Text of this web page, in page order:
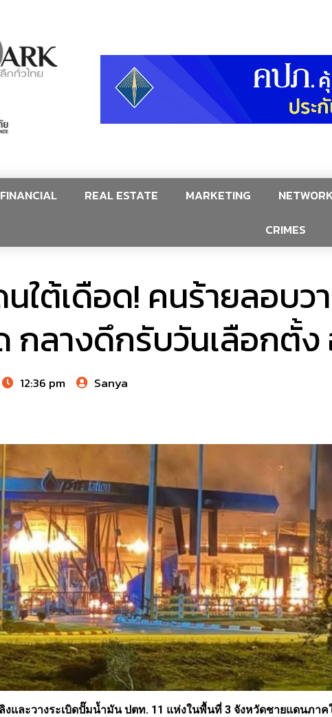
FINANCIAL REAL ESTATE MARKETING
CRIMES
ใต้เดือด! คนร้ายลอบว
กลางดึกรับวันเลือกตั้ง
12:36 pm Sanya
งและวางระเบิดปั๊มน้ำมัน ปตท. 11 แห่งในพื้นที่ 3 จังหวัดชายแดนภาค